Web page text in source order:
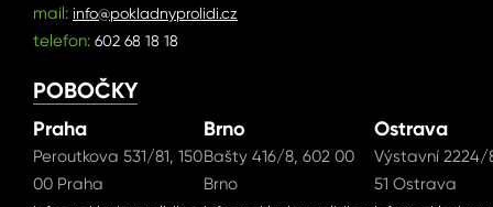
mail: info@pokladnyprolidi.cz
telefon: 602 68 18 18
POBOČKY
Praha
Peroutkova 531/81, 150
00 Praha
Brno
Bašty 416/8, 602 00
Brno
Ostrava
Výstavní 2224/
51 Ostrava